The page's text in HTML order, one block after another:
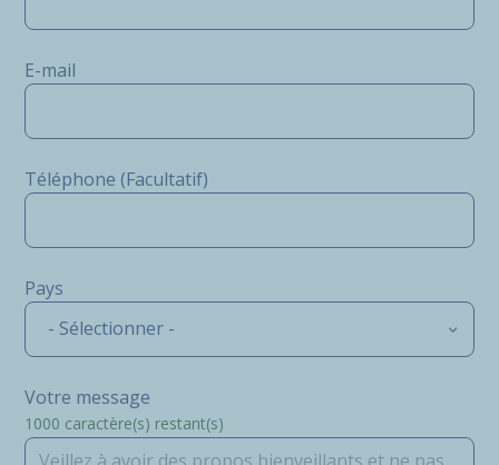
E-mail
Téléphone (Facultatif)
Pays
- Sélectionner -
Votre message
1000 caractère(s) restant(s)